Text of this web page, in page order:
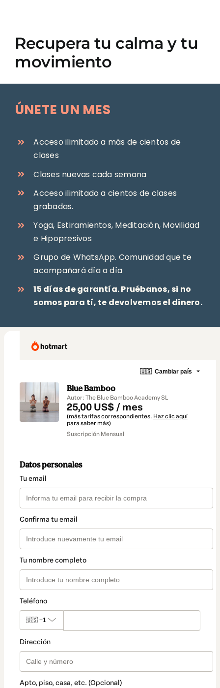
Recupera tu calma y tu
movimiento
ÚNETE UN MES
Acceso ilimitado a más de cientos de
clases
Clases nuevas cada semana
Acceso ilimitado a cientos de clases
grabadas.
Yoga, Estiramientos, Meditación, Movilidad
e Hipopresivos
Grupo de WhatsApp. Comunidad que te
acompañará día a día
15 días de garantía. Pruébanos, si no
somos para tí, te devolvemos el dinero.